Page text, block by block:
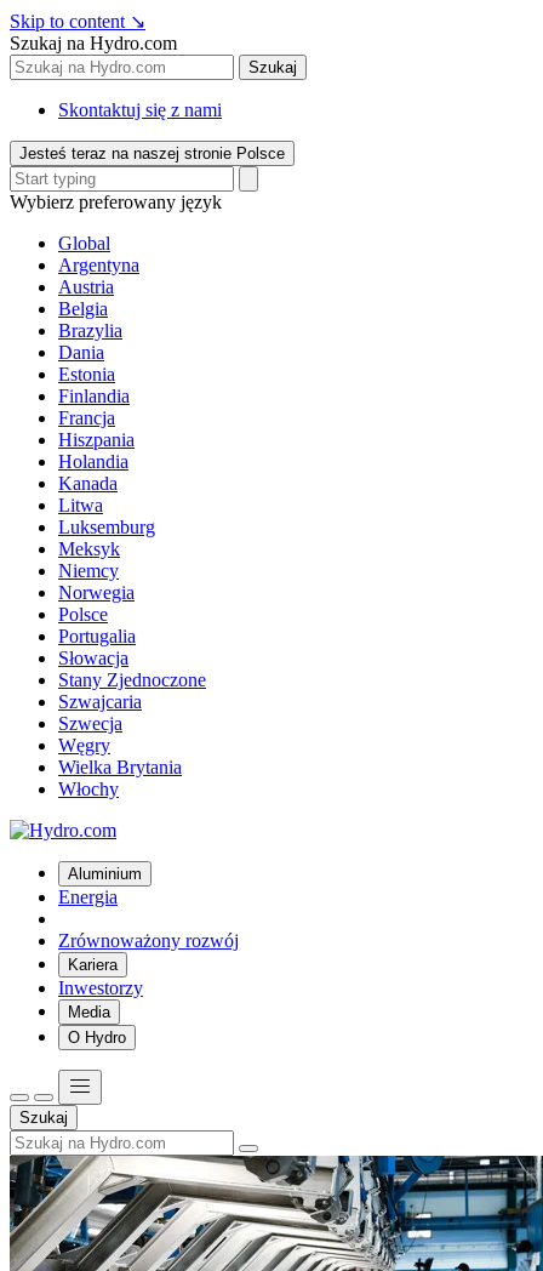
Skip to content ↘
Szukaj na Hydro.com
Szukaj
Skontaktuj się z nami
Jesteś teraz na naszej stronie Polsce
Wybierz preferowany język
Global
Argentyna
Austria
Belgia
Brazylia
Dania
Estonia
Finlandia
Francja
Hiszpania
Holandia
Kanada
Litwa
Luksemburg
Meksyk
Niemcy
Norwegia
Polsce
Portugalia
Słowacja
Stany Zjednoczone
Szwajcaria
Szwecja
Węgry
Wielka Brytania
Włochy
Aluminium
Energia
Zrównoważony rozwój
Kariera
Inwestorzy
Media
O Hydro
Szukaj